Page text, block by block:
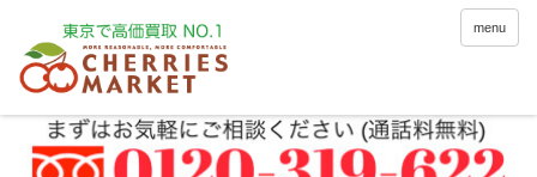
menu